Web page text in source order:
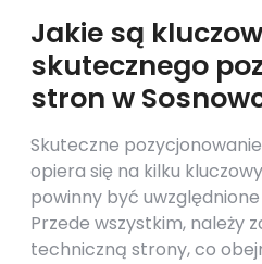
Jakie są
skutecznego
stron w
Skuteczne
opiera się na kilku
powinny być
Przede wszystkim, należy
techniczną strony, co